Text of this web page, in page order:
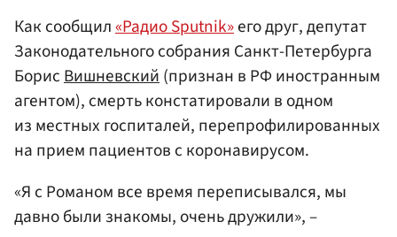
Как сообщил«Радио Sputnik»его друг, депутат
Законодательного собрания Санкт-Петербурга
БорисВишневский(признан в РФ иностранным
агентом), смерть констатировали в одном
из местных госпиталей, перепрофилированных
на прием пациентов с коронавирусом.
«Я с Романом все время переписывался, мы
давно были знакомы, очень дружили», –